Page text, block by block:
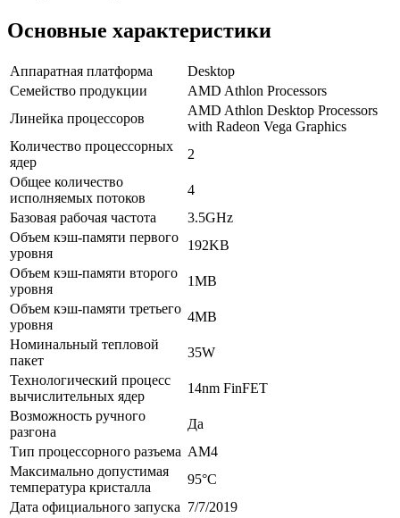
Основные характеристики
Аппаратная платформа
Desktop
Семейство продукции
AMD Athlon Processors
Линейка процессоров
AMD Athlon Desktop Processors
with Radeon Vega Graphics
Количество процессорных
ядер
2
Общее количество
исполняемых потоков
4
Базовая рабочая частота
3.5GHz
Объем кэш-памяти первого
уровня
192KB
Объем кэш-памяти второго
уровня
1MB
Объем кэш-памяти третьего
уровня
4MB
Номинальный тепловой
пакет
35W
Технологический процесс
вычислительных ядер
14nm FinFET
Возможность ручного
разгона
Да
Тип процессорного разъема AM4
Максимально допустимая
температура кристалла
95°C
Дата официального запуска 7/7/2019